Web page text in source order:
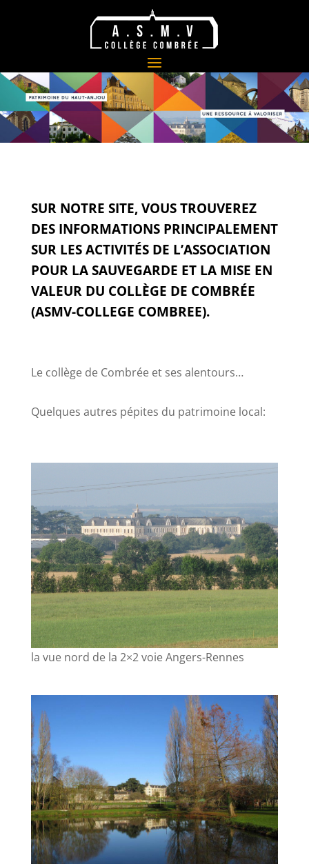
SUR NOTRE SITE, VOUS TROUVEREZ
DES INFORMATIONS PRINCIPALEMENT
SUR LES ACTIVITÉS DE L’ASSOCIATION
POUR LA SAUVEGARDE ET LA MISE EN
VALEUR DU COLLÈGE DE COMBRÉE
(ASMV-COLLEGE COMBREE).
Le collège de Combrée et ses alentours…
Quelques autres pépites du patrimoine local:
la vue nord de la 2×2 voie Angers-Rennes